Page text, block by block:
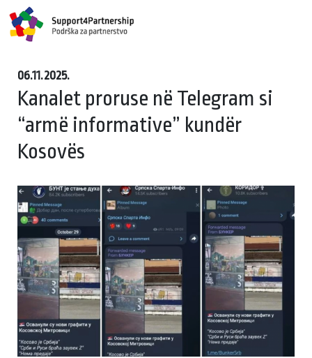
06.11.2025.
Kanalet proruse në Telegram si
“armë informative” kundër
Kosovës